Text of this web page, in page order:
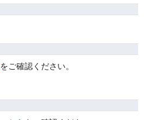
をご確認ください。